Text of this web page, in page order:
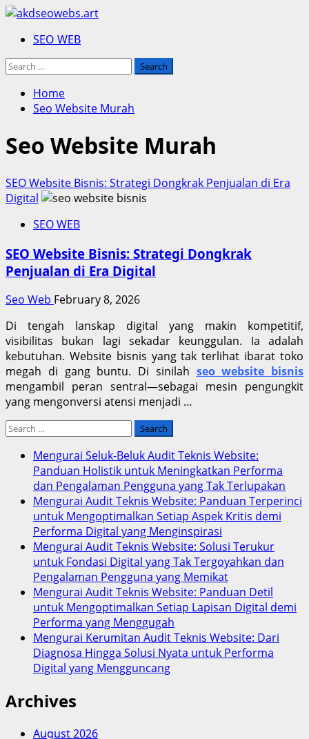
Skip
content
PrimarySEO WEB
Search
Home
Seo Website Murah
Seo Website Murah
SEO Website Bisnis: Strategi Dongkrak Penjualan di Era
Digital
SEO WEB
SEO Website Bisnis: Strategi Dongkrak
Penjualan di Era Digital
Seo Web February 8, 2026
Di tengah lanskap digital yang makin kompetitif,
visibilitas bukan lagi sekadar keunggulan. Ia adalah
kebutuhan. Website bisnis yang tak terlihat ibarat toko
megah di gang buntu. Di sinilah seo website bisnis
mengambil peran sentral—sebagai mesin pengungkit
yang mengonversi atensi menjadi …
Search
Mengurai Seluk-Beluk Audit Teknis Website:
Panduan Holistik untuk Meningkatkan Performa
dan Pengalaman Pengguna yang Tak Terlupakan
Mengurai Audit Teknis Website: Panduan Terperinci
untuk Mengoptimalkan Setiap Aspek Kritis demi
Performa Digital yang Menginspirasi
Mengurai Audit Teknis Website: Solusi Terukur
untuk Fondasi Digital yang Tak Tergoyahkan dan
Pengalaman Pengguna yang Memikat
Mengurai Audit Teknis Website: Panduan Detil
untuk Mengoptimalkan Setiap Lapisan Digital demi
Performa yang Menggugah
Mengurai Kerumitan Audit Teknis Website: Dari
Diagnosa Hingga Solusi Nyata untuk Performa
Digital yang Mengguncang
Archives
August 2026